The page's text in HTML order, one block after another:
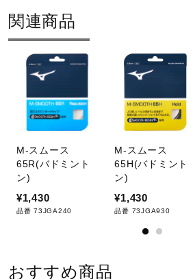
関連商品
M-スムース
65R(バドミント
ン)
¥1,430
品番 73JGA240
M-スムース
65H(バドミント
ン)
¥1,430
品番 73JGA930
おすすめ商品